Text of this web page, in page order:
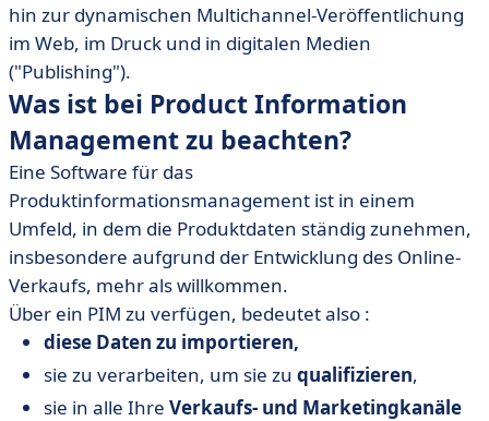
hin zur dynamischen Multichannel-Veröffentlichung
im Web, im Druck und in digitalen Medien
("Publishing").
Was ist bei Product Information
Management zu beachten?
Eine Software für das
Produktinformationsmanagement ist in einem
Umfeld, in dem die Produktdaten ständig zunehmen,
insbesondere aufgrund der Entwicklung des Online-
Verkaufs, mehr als willkommen.
Über ein PIM zu verfügen, bedeutet also :
diese Daten zu importieren,
sie zu verarbeiten, um sie zu qualifizieren,
sie in alle Ihre Verkaufs- und Marketingkanäle